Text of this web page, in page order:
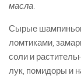
масла.
Сырые
ломтиками,
соли и
лук, помидоры и